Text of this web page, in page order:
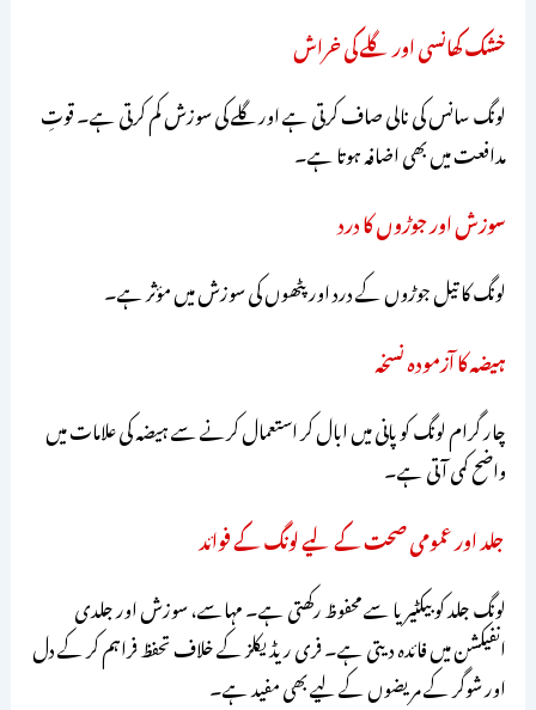
خشک کھانسی اور گلے کی خراش
لونگ سانس کی نالی صاف کرتی ہے اور گلے کی سوزش کم کرتی ہے۔ قوتِ
مدافعت میں بھی اضافہ ہوتا ہے۔
سوزش اور جوڑوں کا درد
لونگ کا تیل جوڑوں کے درد اور پٹھوں کی سوزش میں مؤثر ہے۔
ہیضہ کا آزمودہ نسخہ
چار گرام لونگ کو پانی میں ابال کر استعمال کرنے سے ہیضہ کی علامات میں
واضح کمی آتی ہے۔
جلد اور عمومی صحت کے لیے لونگ کے فوائد
لونگ جلد کو بیکٹیریا سے محفوظ رکھتی ہے۔ مہاسے، سوزش اور جلدی
انفیکشن میں فائدہ دیتی ہے۔ فری ریڈیکلز کے خلاف تحفظ فراہم کر کے دل
اور شوگر کے مریضوں کے لیے بھی مفید ہے۔